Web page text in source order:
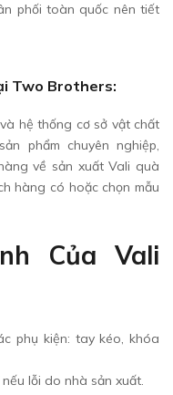
phối toàn quốc nên tiết
Two Brothers:
hệ thống cơ sở vật chất
phẩm chuyên nghiệp,
về sản xuất Vali quà
hàng có hoặc chọn mẫu
Của Vali
phụ kiện: tay kéo, khóa
lỗi do nhà sản xuất.